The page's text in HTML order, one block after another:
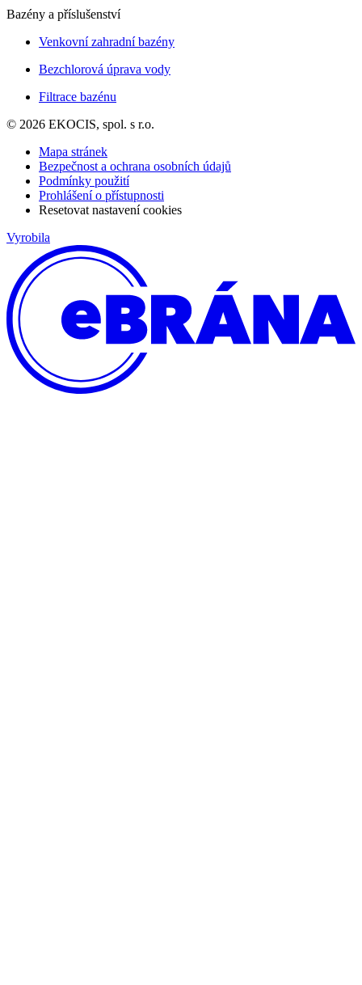
Bazény a příslušenství
Venkovní zahradní bazény
Bezchlorová úprava vody
Filtrace bazénu
© 2026 EKOCIS, spol. s r.o.
Mapa stránek
Bezpečnost a ochrana osobních údajů
Podmínky použití
Prohlášení o přístupnosti
Resetovat nastavení cookies
Vyrobila